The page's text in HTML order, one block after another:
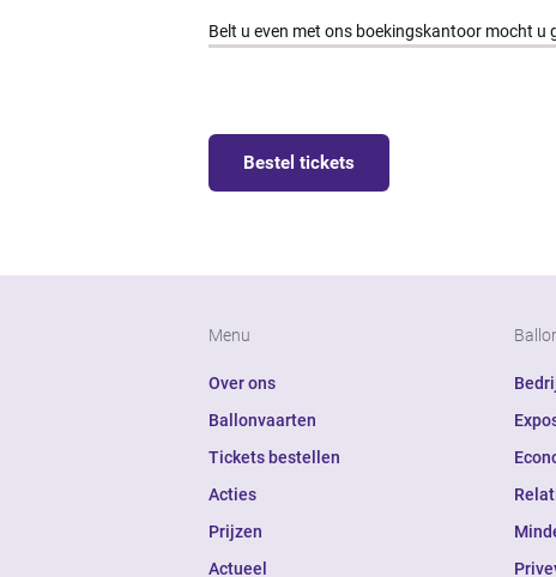
Belt u even met ons boekingskantoor mocht
Bestel tickets
Menu
Over ons
Ballonvaarten
Tickets bestellen
Acties
Prijzen
Actueel